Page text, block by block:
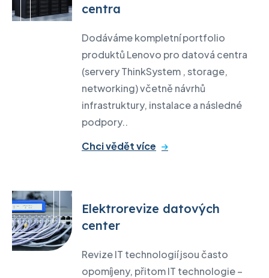
centra
Dodáváme kompletní portfolio
produktů Lenovo pro datová centra
(servery ThinkSystem , storage,
networking) včetně návrhů
infrastruktury, instalace a následné
podpory..
Chci vědět více
Elektrorevize datových
center
Revize IT technologií jsou často
opomíjeny, přitom IT technologie –